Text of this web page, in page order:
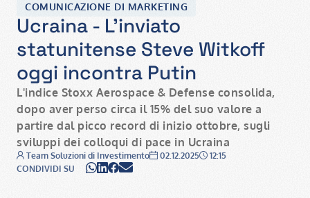
COMUNICAZIONE DI MARKETING
Ucraina - L'inviato
statunitense Steve Witkoff
oggi incontra Putin
L'indice Stoxx Aerospace & Defense consolida,
dopo aver perso circa il 15% del suo valore a
partire dal picco record di inizio ottobre, sugli
sviluppi dei colloqui di pace in Ucraina
Autore:
Team Soluzioni di Investimento Data:
02.12.2025 Ora:
12:15
CONDIVIDI SU
WhatsApp
LinkedIn
Facebook
Email